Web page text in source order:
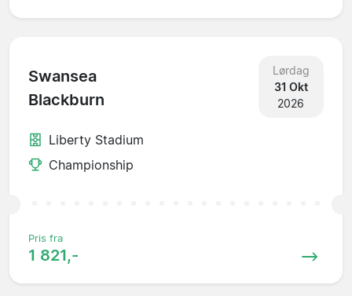
Swansea
Blackburn
Lørdag
31 Okt
2026
Liberty Stadium
Championship
Pris fra
1 821,-